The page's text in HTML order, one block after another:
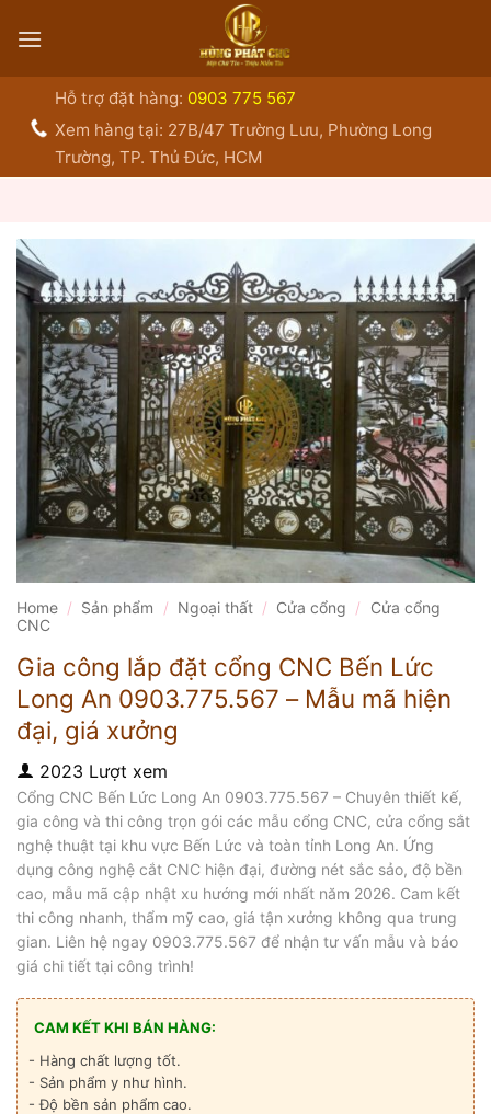
qua
Hỗ trợ đặt hàng: 0903 775 567
Xem hàng tại: 27B/47 Trường Lưu, Phường Long
Trường, TP. Thủ Đức, HCM
Home / Sản phẩm / Ngoại thất / Cửa cổng /
Cửa cổng
CNC
Gia công lắp đặt cổng CNC Bến Lức
Long An 0903.775.567 – Mẫu mã hiện
đại, giá xưởng
2023 Lượt xem
Cổng CNC Bến Lức Long An 0903.775.567 – Chuyên thiết kế,
gia công và thi công trọn gói các mẫu cổng CNC, cửa cổng sắt
nghệ thuật tại khu vực Bến Lức và toàn tỉnh Long An. Ứng
dụng công nghệ cắt CNC hiện đại, đường nét sắc sảo, độ bền
cao, mẫu mã cập nhật xu hướng mới nhất năm 2026. Cam kết
thi công nhanh, thẩm mỹ cao, giá tận xưởng không qua trung
gian. Liên hệ ngay 0903.775.567 để nhận tư vấn mẫu và báo
giá chi tiết tại công trình!
CAM KẾT KHI BÁN HÀNG:
- Hàng chất lượng tốt.
- Sản phẩm y như hình.
- Độ bền sản phẩm cao.